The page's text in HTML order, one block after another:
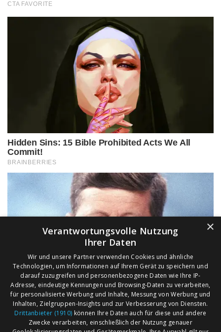
×
Verantwortungsvolle Nutzung
Ihrer Daten
Wir und unsere Partner verwenden Cookies und ähnliche
Technologien, um Informationen auf Ihrem Gerät zu speichern und
darauf zuzugreifen und personenbezogene Daten wie Ihre IP-
Adresse, eindeutige Kennungen und Browsing-Daten zu verarbeiten,
für personalisierte Werbung und Inhalte, Messung von Werbung und
Inhalten, Zielgruppen-Insights und zur Verbesserung von Diensten.
Drittanbieter (1910) können Ihre Daten auch für diese und andere
Zwecke verarbeiten, einschließlich der Nutzung genauer